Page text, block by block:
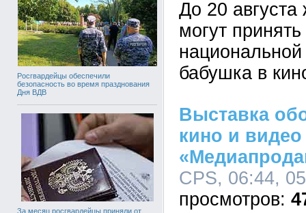
Росгвардейцы обеспечили
безопасность во время празднования
Дня ВДВ
За месяц росгвардейцы приняли от
До 20
могут
бабушка в
Выставка
кино и видео
CPS, 06:44,